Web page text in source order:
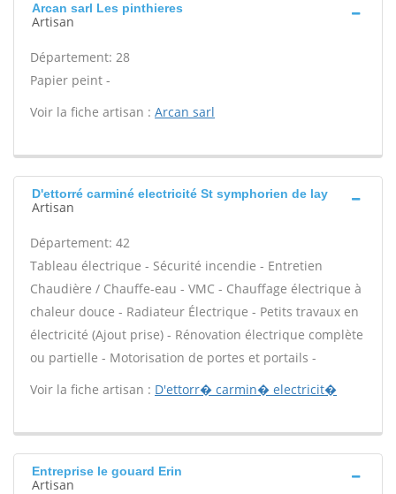
Arcan sarl Les pinthieres
Artisan
Département: 28
Papier peint -
Voir la fiche artisan : Arcan sarl
D'ettorré carminé electricité St symphorien de lay
Artisan
Département: 42
Tableau électrique - Sécurité incendie - Entretien
Chaudière / Chauffe-eau - VMC - Chauffage électrique à
chaleur douce - Radiateur Électrique - Petits travaux en
électricité (Ajout prise) - Rénovation électrique complète
ou partielle - Motorisation de portes et portails -
Voir la fiche artisan : D'ettorr� carmin� electricit�
Entreprise le gouard Erin
Artisan